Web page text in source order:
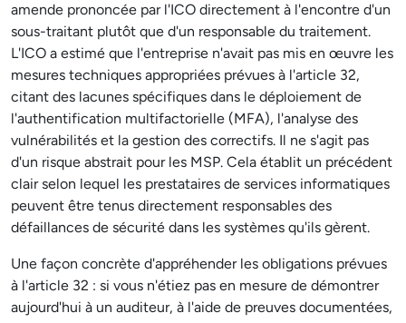
amende prononcée par l'ICO directement à l'encontre d'un
sous-traitant plutôt que d'un responsable du traitement.
L'ICO a estimé que l'entreprise n'avait pas mis en œuvre les
mesures techniques appropriées prévues à l'article 32,
citant des lacunes spécifiques dans le déploiement de
l'authentification multifactorielle (MFA), l'analyse des
vulnérabilités et la gestion des correctifs. Il ne s'agit pas
d'un risque abstrait pour les MSP. Cela établit un précédent
clair selon lequel les prestataires de services informatiques
peuvent être tenus directement responsables des
défaillances de sécurité dans les systèmes qu'ils gèrent.
Une façon concrète d'appréhender les obligations prévues
à l'article 32 : si vous n'étiez pas en mesure de démontrer
aujourd'hui à un auditeur, à l'aide de preuves documentées,